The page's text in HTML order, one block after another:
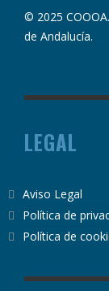
© 2025
de Andalucía.
LEGAL
Aviso Legal
Política de
Política de